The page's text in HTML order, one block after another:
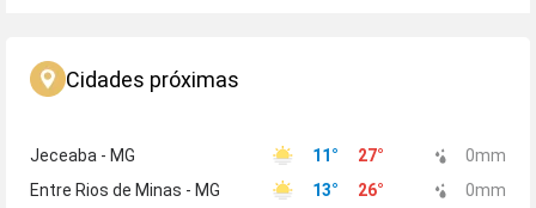
Cidades próximas
Jeceaba - MG 11° 27° 0mm
Entre Rios de Minas - MG
13° 26° 0mm